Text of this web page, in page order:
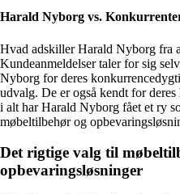
Harald Nyborg vs.
Hvad adskiller Harald Nyborg fra
Kundeanmeldelser taler for sig
Nyborg for deres
udvalg. De er også kendt for
i alt har Harald Nyborg fået et ry
møbeltilbehør og
Det rigtige valg til
opbevaringsløsninger